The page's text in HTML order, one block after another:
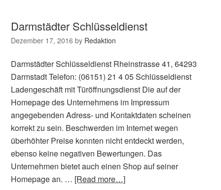
Darmstädter Schlüsseldienst
Dezember 17, 2016 by Redaktion
Darmstädter Schlüsseldienst Rheinstrasse 41, 64293
Darmstadt Telefon: (06151) 21 4 05 Schlüsseldienst
Ladengeschäft mit Türöffnungsdienst Die auf der
Homepage des Unternehmens im Impressum
angegebenden Adress- und Kontaktdaten scheinen
korrekt zu sein. Beschwerden im Internet wegen
überhöhter Preise konnten nicht entdeckt werden,
ebenso keine negativen Bewertungen. Das
Unternehmen bietet auch einen Shop auf seiner
Homepage an. … [Read more…]